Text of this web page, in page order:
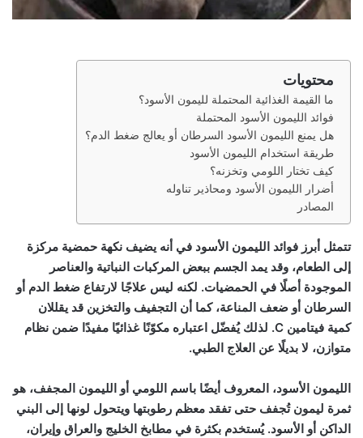
محتويات
ما القيمة الغذائية المحتملة لليمون الأسود؟
فوائد الليمون الأسود المحتملة
هل يمنع الليمون الأسود السرطان أو يعالج ضغط الدم؟
طريقة استخدام الليمون الأسود
كيف تختار اللومي وتخزنه؟
أضرار الليمون الأسود ومحاذير تناوله
المصادر
تتمثل أبرز فوائد الليمون الأسود في أنه يضيف نكهة حمضية مركزة
إلى الطعام، وقد يمد الجسم ببعض المركبات النباتية والعناصر
الموجودة أصلًا في الحمضيات. لكنه ليس علاجًا لارتفاع ضغط الدم أو
السرطان أو ضعف المناعة، كما أن التجفيف والتخزين قد يقللان
كمية فيتامين C. لذلك يُفضّل اعتباره مكوّنًا غذائيًا مفيدًا ضمن نظام
متوازن، لا بديلًا عن العلاج الطبي.
الليمون الأسود، المعروف أيضًا باسم اللومي أو الليمون المجفف، هو
ثمرة ليمون تُجفف حتى تفقد معظم رطوبتها ويتحول لونها إلى البني
الداكن أو الأسود. يُستخدم بكثرة في مطابخ الخليج والعراق وإيران،